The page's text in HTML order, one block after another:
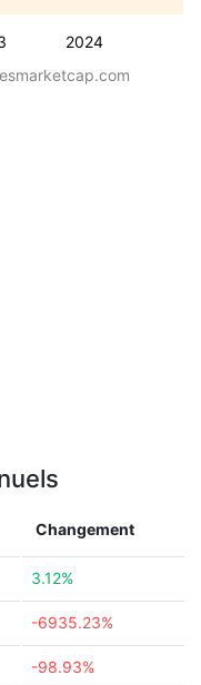
2024
Changement
3.12%
-6935.23%
-98.93%